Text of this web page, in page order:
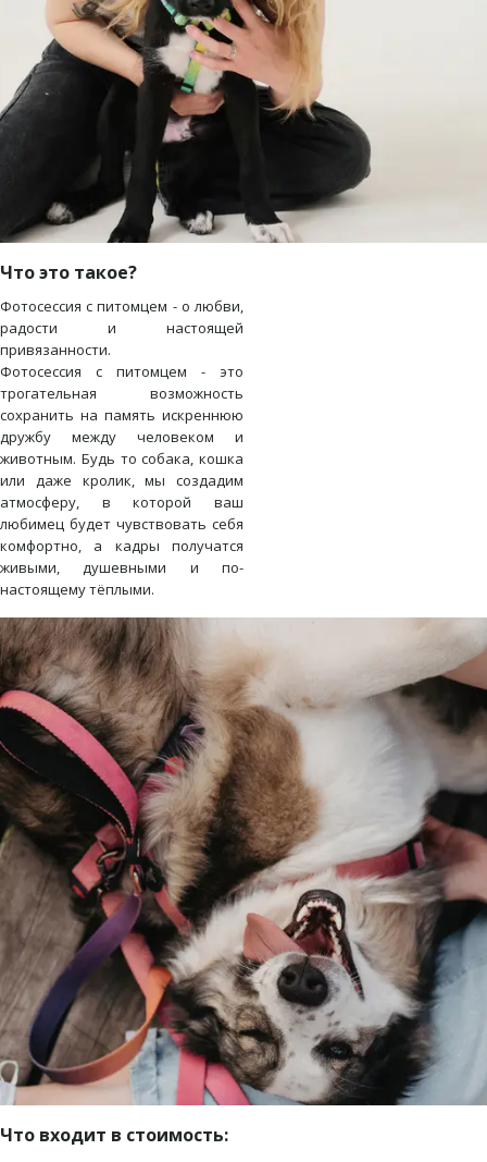
Что это такое?
Фотосессия с питомцем - о любви,
радости и настоящей
привязанности.
Фотосессия с питомцем - это
трогательная возможность
сохранить на память искреннюю
дружбу между человеком и
животным. Будь то собака, кошка
или даже кролик, мы создадим
атмосферу, в которой ваш
любимец будет чувствовать себя
комфортно, а кадры получатся
живыми, душевными и по-
настоящему тёплыми.
Что входит в стоимость: